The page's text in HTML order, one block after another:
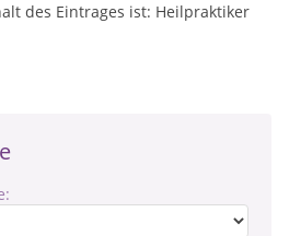
des Eintrages ist: Heilpraktiker